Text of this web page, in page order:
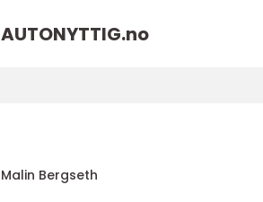
AUTONYTTIG.no
Malin Bergseth